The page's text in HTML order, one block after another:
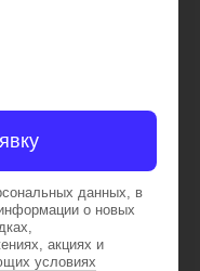
данных, в
о новых
акциях и
условиях